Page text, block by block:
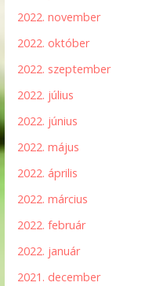
2022. november
2022. október
2022. szeptember
2022. július
2022. június
2022. május
2022. április
2022. március
2022. február
2022. január
2021. december